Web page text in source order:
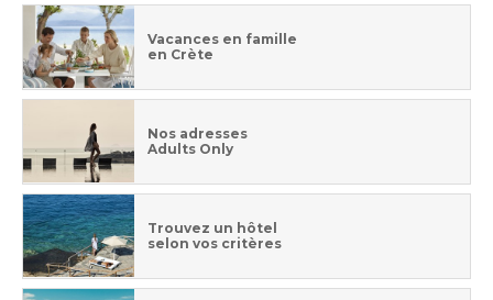
Vacances en famille
en Crète
Nos adresses
Adults Only
Trouvez un hôtel
selon vos critères